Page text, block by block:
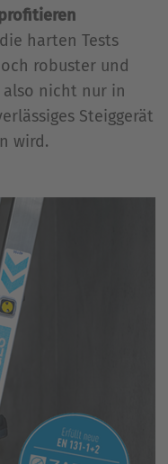
harten Tests
robuster und
also nicht nur in
Steiggerät
wird.